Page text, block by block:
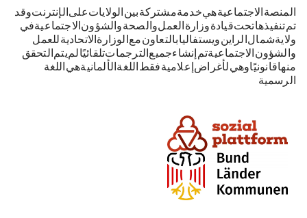
المنصة الاجتماعية هي خدمة مشتركة بين الولايات على الإنترنت. وقد
تم تنفيذها تحت قيادة وزارة العمل والصحة والشؤون الاجتماعية في
ولاية شمال الراين-ويستفاليا بالتعاون مع الوزارة الاتحادية للعمل
والشؤون الاجتماعية. تم إنشاء جميع الترجمات تلقائيًا. لم يتم التحقق
منها قانونيًا وهي لأغراض إعلامية فقط. اللغة الألمانية هي اللغة
الرسمية.